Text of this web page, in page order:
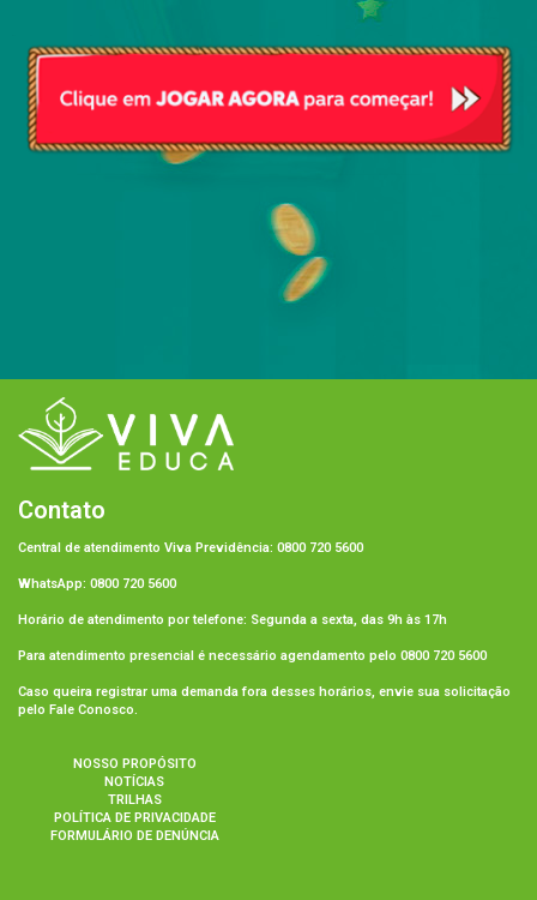
Contato
Central de atendimento Viva Previdência: 0800 720 5600
WhatsApp: 0800 720 5600
Horário de atendimento por telefone: Segunda a sexta, das 9h às 17h
Para atendimento presencial é necessário agendamento pelo 0800 720 5600
Caso queira registrar uma demanda fora desses horários, envie sua solicitação
pelo Fale Conosco.
NOSSO PROPÓSITO
NOTÍCIAS
TRILHAS
POLÍTICA DE PRIVACIDADE
FORMULÁRIO DE DENÚNCIA